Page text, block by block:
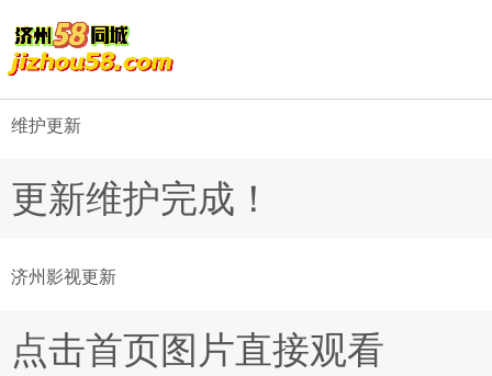
维护更新
更新维护完成！
济州影视更新
点击首页图片直接观看